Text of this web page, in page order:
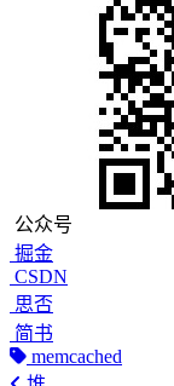
公众号
掘金
CSDN
思否
简书
memcached